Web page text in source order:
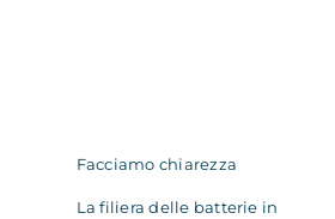
Facciamo chiarezza
La filiera delle batterie in